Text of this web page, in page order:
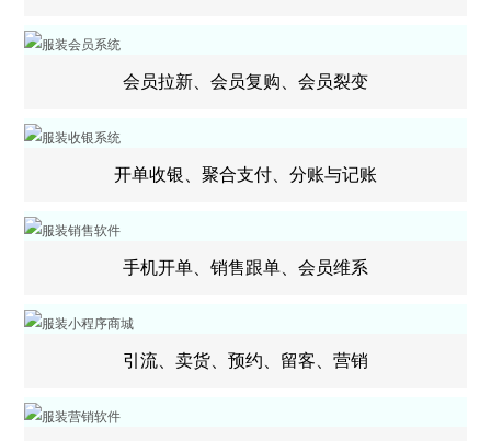
会员拉新、会员复购、会员裂变
开单收银、聚合支付、分账与记账
手机开单、销售跟单、会员维系
引流、卖货、预约、留客、营销